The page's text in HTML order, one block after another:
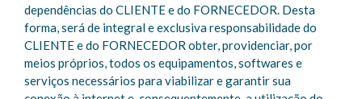
dependências do CLIENTE e do FORNECEDOR. Desta
forma, será de integral e exclusiva responsabilidade do
CLIENTE e do FORNECEDOR obter, providenciar, por
meios próprios, todos os equipamentos, softwares e
serviços necessários para viabilizar e garantir sua